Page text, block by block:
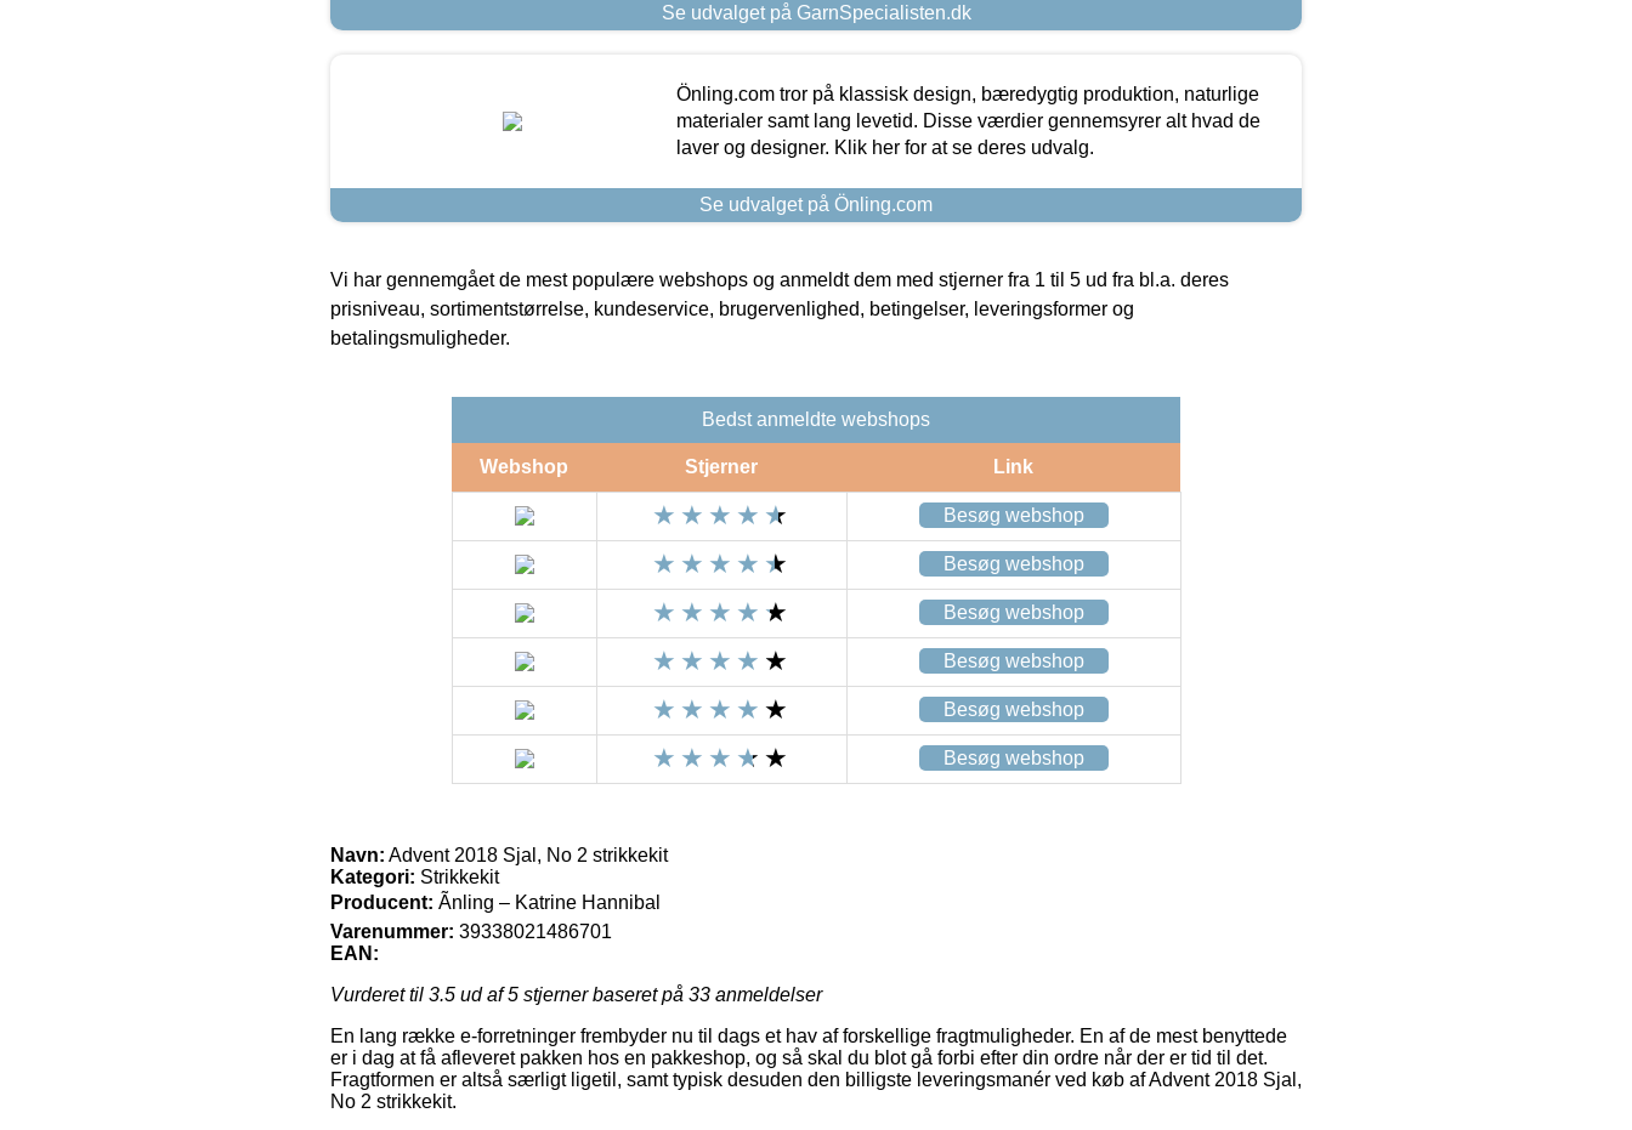
Se udvalget på GarnSpecialisten.dk
Önling.com tror på klassisk design, bæredygtig produktion, naturlige
materialer samt lang levetid. Disse værdier gennemsyrer alt hvad de
laver og designer. Klik her for at se deres udvalg.
Se udvalget på Önling.com
Vi har gennemgået de mest populære webshops og anmeldt dem med stjerner fra 1 til 5 ud fra bl.a. deres
prisniveau, sortimentstørrelse, kundeservice, brugervenlighed, betingelser, leveringsformer og
betalingsmuligheder.
Bedst anmeldte webshops
Webshop Stjerner Link
Besøg webshop
Besøg webshop
Besøg webshop
Besøg webshop
Besøg webshop
Besøg webshop
Navn: Advent 2018 Sjal, No 2 strikkekit
Kategori: Strikkekit
Producent: Ãnling – Katrine Hannibal
Varenummer: 39338021486701
EAN:
Vurderet til 3.5 ud af 5 stjerner baseret på 33 anmeldelser
En lang række e-forretninger frembyder nu til dags et hav af forskellige fragtmuligheder. En af de mest benyttede
er i dag at få afleveret pakken hos en pakkeshop, og så skal du blot gå forbi efter din ordre når der er tid til det.
Fragtformen er altså særligt ligetil, samt typisk desuden den billigste leveringsmanér ved køb af Advent 2018 Sjal,
No 2 strikkekit.